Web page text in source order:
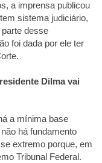
a imprensa publicou
sistema judiciário,
desse
foi dada por ele ter
Dilma vai
a mínima base
há fundamento
extremo porque, em
Tribunal Federal.